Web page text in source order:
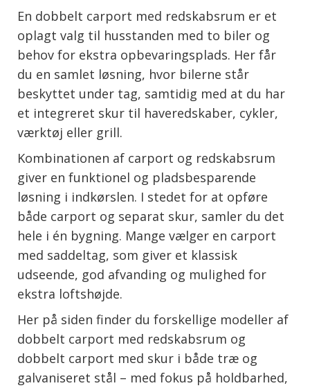
En dobbelt carport med redskabsrum er et
oplagt valg til husstanden med to biler og
behov for ekstra opbevaringsplads. Her får
du en samlet løsning, hvor bilerne står
beskyttet under tag, samtidig med at du har
et integreret skur til haveredskaber, cykler,
værktøj eller grill.
Kombinationen af carport og redskabsrum
giver en funktionel og pladsbesparende
løsning i indkørslen. I stedet for at opføre
både carport og separat skur, samler du det
hele i én bygning. Mange vælger en carport
med saddeltag, som giver et klassisk
udseende, god afvanding og mulighed for
ekstra loftshøjde.
Her på siden finder du forskellige modeller af
dobbelt carport med redskabsrum og
dobbelt carport med skur i både træ og
galvaniseret stål – med fokus på holdbarhed,